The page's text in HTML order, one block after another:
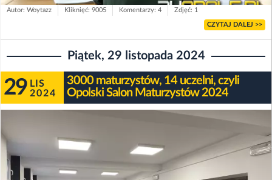
Autor: Woytazz Kliknięć: 9005 Komentarzy: 4 Zdjęć: 1
CZYTAJ DALEJ >>
Piątek, 29 listopada 2024
29 LIS
2024
3000 maturzystów, 14 uczelni, czyli
Opolski Salon Maturzystów 2024